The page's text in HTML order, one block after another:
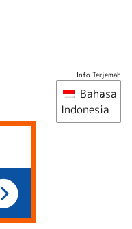
Info Terjemah
Bahasa
Indonesia